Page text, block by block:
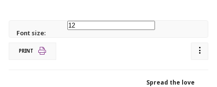
Font size:
PRINT
Spread the love